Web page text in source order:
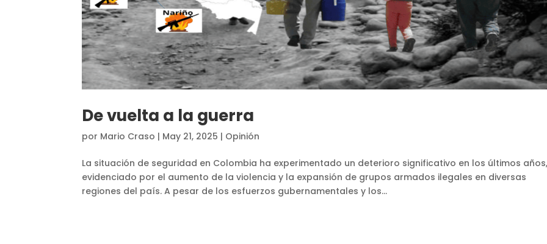
De vuelta a la guerra
por Mario Craso | May 21, 2025 | Opinión
La situación de seguridad en Colombia ha experimentado un deterioro significativo en los últimos
evidenciado por el aumento de la violencia y la expansión de grupos armados ilegales en diversas
regiones del país. A pesar de los esfuerzos gubernamentales y los...